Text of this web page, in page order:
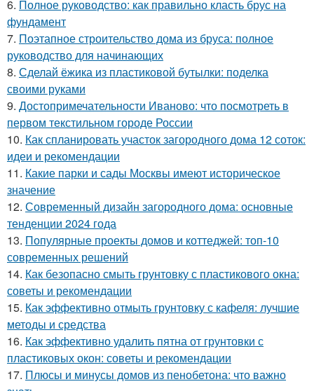
6. Полное руководство: как правильно класть брус на
фундамент
7. Поэтапное строительство дома из бруса: полное
руководство для начинающих
8. Сделай ёжика из пластиковой бутылки: поделка
своими руками
9. Достопримечательности Иваново: что посмотреть в
первом текстильном городе России
10. Как спланировать участок загородного дома 12 соток:
идеи и рекомендации
11. Какие парки и сады Москвы имеют историческое
значение
12. Современный дизайн загородного дома: основные
тенденции 2024 года
13. Популярные проекты домов и коттеджей: топ-10
современных решений
14. Как безопасно смыть грунтовку с пластикового окна:
советы и рекомендации
15. Как эффективно отмыть грунтовку с кафеля: лучшие
методы и средства
16. Как эффективно удалить пятна от грунтовки с
пластиковых окон: советы и рекомендации
17. Плюсы и минусы домов из пенобетона: что важно